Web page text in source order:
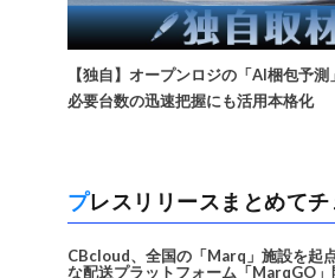
【独自】オープンロジの「AI梱包予
必要台数の迅速把握にも活用本格化
プレスリリースまとめて
CBcloud、全国の「Marq」施設を起
な配送プラットフォーム「MarqGO」